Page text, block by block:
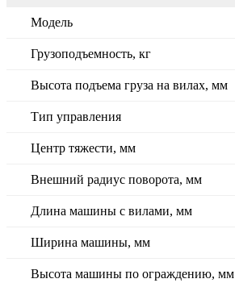
Модель
Грузоподъемность, кг
Высота подъема груза на вилах, мм
Тип управления
Центр тяжести, мм
Внешний радиус поворота, мм
Длина машины с вилами, мм
Ширина машины, мм
Высота машины по ограждению, мм